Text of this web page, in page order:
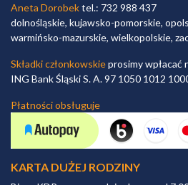
Aneta Dorobektel.: 732 988 437
dolnośląskie, kujawsko-pomorskie,
warmińsko-mazurskie, wielkopolskie,
Składki członkowskieprosimy wpłacać
ING Bank Śląski S. A. 97 1050 1012
Płatności obsługuje
KARTA DUŻEJ RODZINY